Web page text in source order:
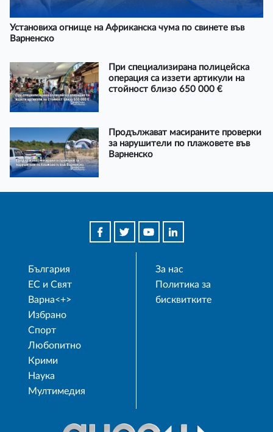
Установиха огнище на Африканска чума по свинете във
Варненско
При специализирана полицейска
операция са иззети артикули на
стойност близо 650 000 €
Продължават масираните проверки
за нарушители по плажовете във
Варненско
България
ЕС и Свят
Варна<+>
Избрано
Спорт
Любопитно
Крими
Наука
Мултимедия
За нас
Политика за
бисквитките